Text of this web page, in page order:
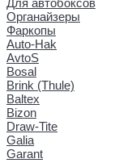
Органайзеры
Фаркопы
Auto-Hak
AvtoS
Bosal
Brink (Thule)
Baltex
Bizon
Draw-Tite
Galia
Garant